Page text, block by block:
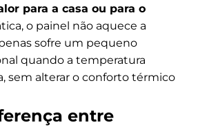
para a casa ou para o
o painel não aquece a
sofre um pequeno
quando a temperatura
sem alterar o conforto térmico
entre